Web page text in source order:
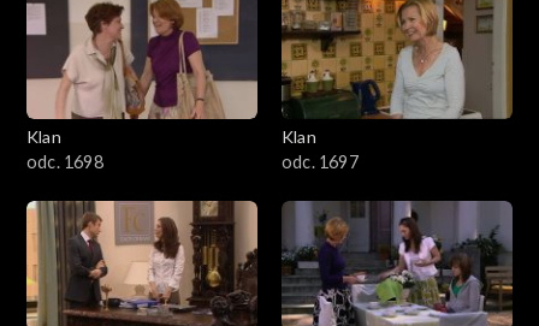
4201–4300
4101–4200
3901–4000
3801–3900
Klan
odc. 1698
Klan
odc. 1697